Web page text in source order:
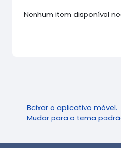
Nenhum item disponível
Baixar o aplicativo móvel.
Mudar para o tema